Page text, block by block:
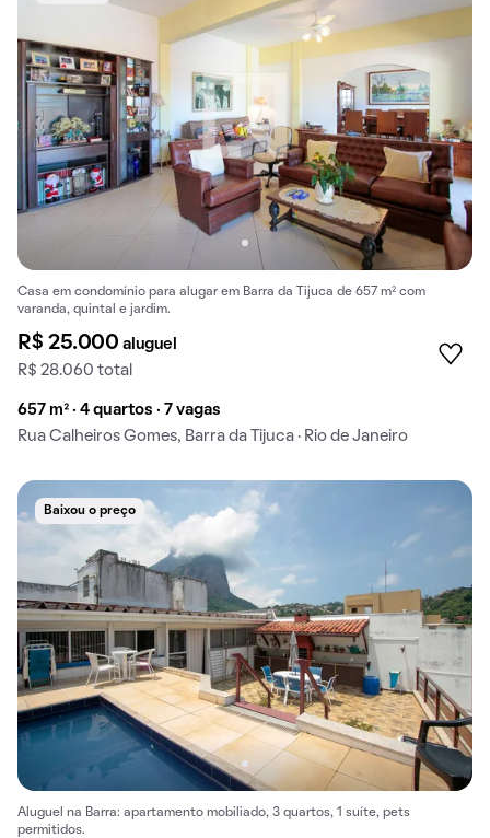
Casa em condomínio para alugar em Barra da Tijuca de 657 m² com
varanda, quintal e jardim.
R$ 25.000aluguel
R$ 28.060 total
657 m² · 4 quartos · 7 vagas
Rua Calheiros Gomes, Barra da Tijuca · Rio de Janeiro
Baixou o preço
Aluguel na Barra: apartamento mobiliado, 3 quartos, 1 suíte, pets
permitidos.